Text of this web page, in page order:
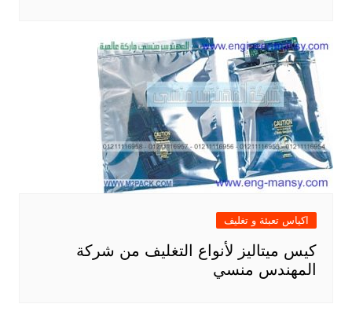
اكياس تعبئة و تغليف
كيس ميتاليز لأنواع التغليف من شركة
المهندس منسي